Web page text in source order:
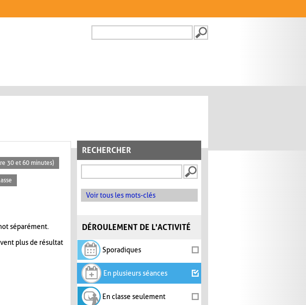
FORMULAIRE DE
RECHERCHER
Voir tous les mots-clés
DÉROULEMENT DE L'ACTIVITÉ
Sporadiques
En plusieurs séances
En classe seulement
30 et 60 minutes)
séparément.
plus de résultat